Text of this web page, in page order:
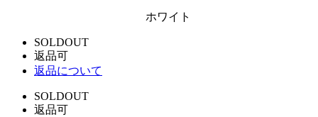
ホワイト
SOLDOUT
返品可
返品について
SOLDOUT
返品可